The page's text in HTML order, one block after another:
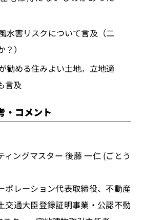
水害リスクについて言及（二
）
勧める住みよい土地。立地適
言及
・コメント
ィングマスター 後藤 一仁 (ごとう
ポレーション代表取締役、不動産
交通大臣登録証明事業・公認不動